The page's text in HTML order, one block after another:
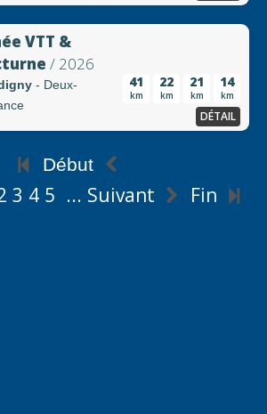
VTT &
/ 2026
- Deux-
41
km
22
km
21
km
14
km
DÉTAIL
Début
3 4 5 ... Suivant Fin